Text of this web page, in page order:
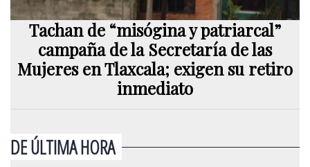
Tachan de “misógina y patriarcal”
campaña de la Secretaría de las
Mujeres en Tlaxcala; exigen su retiro
inmediato
DE ÚLTIMA HORA